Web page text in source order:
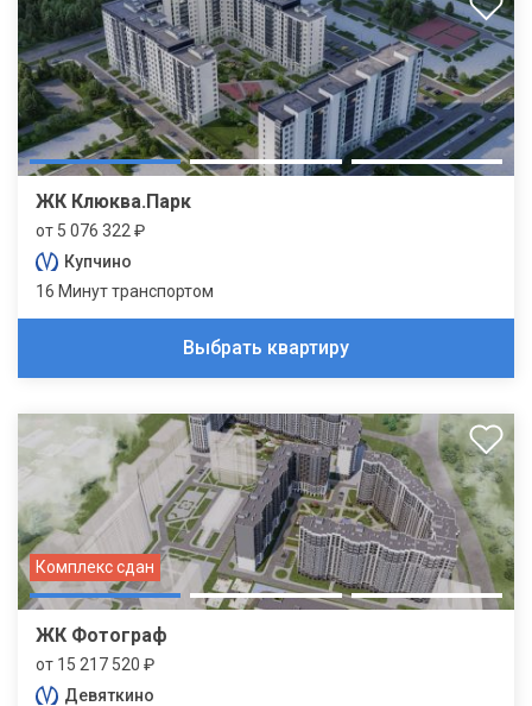
ЖК Клюква.Парк
от 5 076 322 ₽
Купчино
16 Минут транспортом
Выбрать квартиру
Комплекс сдан
ЖК Фотограф
от 15 217 520 ₽
Девяткино